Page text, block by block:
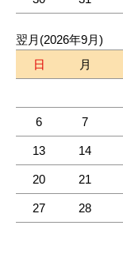
翌月(2026年9月)
日
月
6 7
13 14
20 21
27 28